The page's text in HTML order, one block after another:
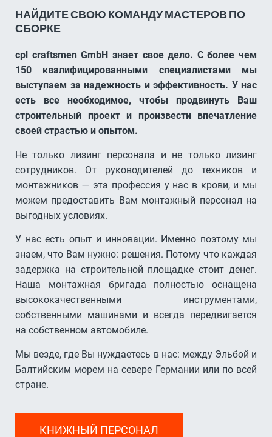
НАЙДИТЕ СВОЮ КОМАНДУ МАСТЕРОВ ПО
СБОРКЕ
cpl craftsmen GmbH знает свое дело. С более чем
150 квалифицированными специалистами мы
выступаем за надежность и эффективность. У нас
есть все необходимое, чтобы продвинуть Ваш
строительный проект и произвести впечатление
своей страстью и опытом.
Не только лизинг персонала и не только лизинг
сотрудников. От руководителей до техников и
монтажников — эта профессия у нас в крови, и мы
можем предоставить Вам монтажный персонал на
выгодных условиях.
У нас есть опыт и инновации. Именно поэтому мы
знаем, что Вам нужно: решения. Потому что каждая
задержка на строительной площадке стоит денег.
Наша монтажная бригада полностью оснащена
высококачественными инструментами,
собственными машинами и всегда передвигается
на собственном автомобиле.
Мы везде, где Вы нуждаетесь в нас: между Эльбой и
Балтийским морем на севере Германии или по всей
стране.
КНИЖНЫЙ ПЕРСОНАЛ